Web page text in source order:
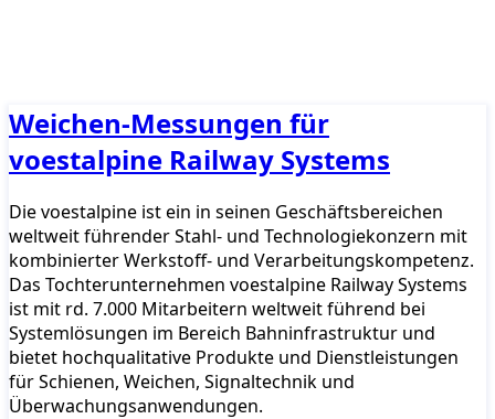
Weichen-Messungen für
voestalpine Railway Systems
Die voestalpine ist ein in seinen Geschäftsbereichen
weltweit führender Stahl- und Technologiekonzern mit
kombinierter Werkstoff- und Verarbeitungskompetenz.
Das Tochterunternehmen voestalpine Railway Systems
ist mit rd. 7.000 Mitarbeitern weltweit führend bei
Systemlösungen im Bereich Bahninfrastruktur und
bietet hochqualitative Produkte und Dienstleistungen
für Schienen, Weichen, Signaltechnik und
Überwachungsanwendungen.